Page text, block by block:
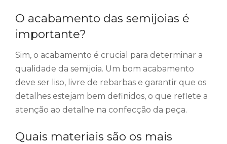
O acabamento das semijoias é
importante?
Sim, o acabamento é crucial para determinar a
qualidade da semijoia. Um bom acabamento
deve ser liso, livre de rebarbas e garantir que os
detalhes estejam bem definidos, o que reflete a
atenção ao detalhe na confecção da peça.
Quais materiais são os mais